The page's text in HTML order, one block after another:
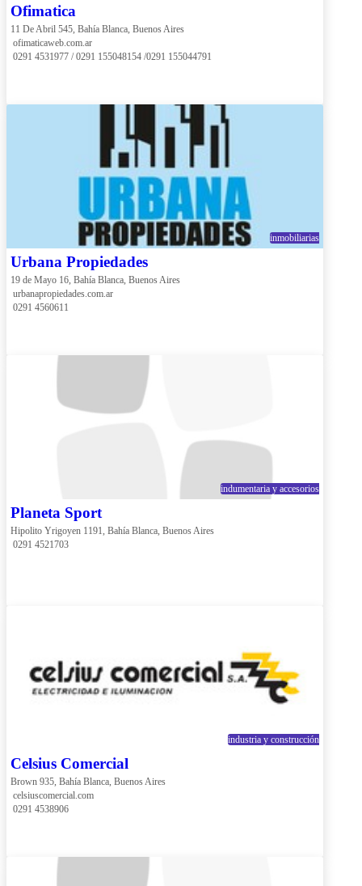
Ofimatica
11 De Abril 545, Bahía Blanca, Buenos Aires
ofimaticaweb.com.ar
0291 4531977 / 0291 155048154 /0291 155044791
inmobiliarias
Urbana Propiedades
19 de Mayo 16, Bahía Blanca, Buenos Aires
urbanapropiedades.com.ar
0291 4560611
indumentaria y accesorios
Planeta Sport
Hipolito Yrigoyen 1191, Bahía Blanca, Buenos Aires
0291 4521703
industria y construcción
Celsius Comercial
Brown 935, Bahía Blanca, Buenos Aires
celsiuscomercial.com
0291 4538906